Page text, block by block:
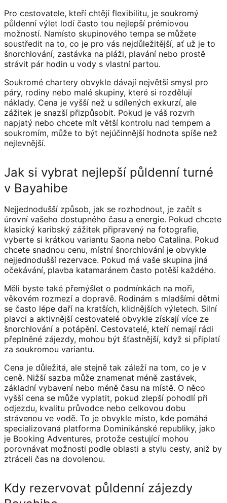
Pro cestovatele, kteří chtějí flexibilitu, je soukromý
půldenní výlet lodí často tou nejlepší prémiovou
možností. Namísto skupinového tempa se můžete
soustředit na to, co je pro vás nejdůležitější, ať už je to
šnorchlování, zastávka na pláži, plavání nebo prostě
strávit pár hodin u vody s vlastní partou.
Soukromé chartery obvykle dávají největší smysl pro
páry, rodiny nebo malé skupiny, které si rozdělují
náklady. Cena je vyšší než u sdílených exkurzí, ale
zážitek je snazší přizpůsobit. Pokud je váš rozvrh
napjatý nebo chcete mít větší kontrolu nad tempem a
soukromím, může to být nejúčinnější hodnota spíše než
nejlevnější.
Jak si vybrat nejlepší půldenní turné
v Bayahibe
Nejjednodušší způsob, jak se rozhodnout, je začít s
úrovní vašeho dostupného času a energie. Pokud chcete
klasický karibský zážitek připravený na fotografie,
vyberte si krátkou variantu Saona nebo Catalina. Pokud
chcete snadnou cenu, místní šnorchlování je obvykle
nejjednodušší rezervace. Pokud má vaše skupina jiná
očekávání, plavba katamaránem často potěší každého.
Měli byste také přemýšlet o podmínkách na moři,
věkovém rozmezí a dopravě. Rodinám s mladšími dětmi
se často lépe daří na kratších, klidnějších výletech. Silní
plavci a aktivnější cestovatelé obvykle získají více ze
šnorchlování a potápění. Cestovatelé, kteří nemají rádi
přeplněné zájezdy, mohou být šťastnější, když si připlatí
za soukromou variantu.
Cena je důležitá, ale stejně tak záleží na tom, co je v
ceně. Nižší sazba může znamenat méně zastávek,
základní vybavení nebo méně času na místě. O něco
vyšší cena se může vyplatit, pokud zlepší pohodlí při
odjezdu, kvalitu průvodce nebo celkovou dobu
strávenou ve vodě. To je obvykle místo, kde pomáhá
specializovaná platforma Dominikánské republiky, jako
je Booking Adventures, protože cestující mohou
porovnávat možnosti podle oblasti a stylu cesty, aniž by
ztráceli čas na dovolenou.
Kdy rezervovat půldenní zájezdy